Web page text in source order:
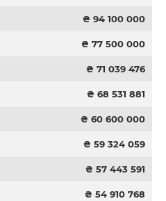
₴ 94 100 000
₴ 77 500 000
₴ 71 039 476
₴ 68 531 881
₴ 60 600 000
₴ 59 324 059
₴ 57 443 591
₴ 54 910 768